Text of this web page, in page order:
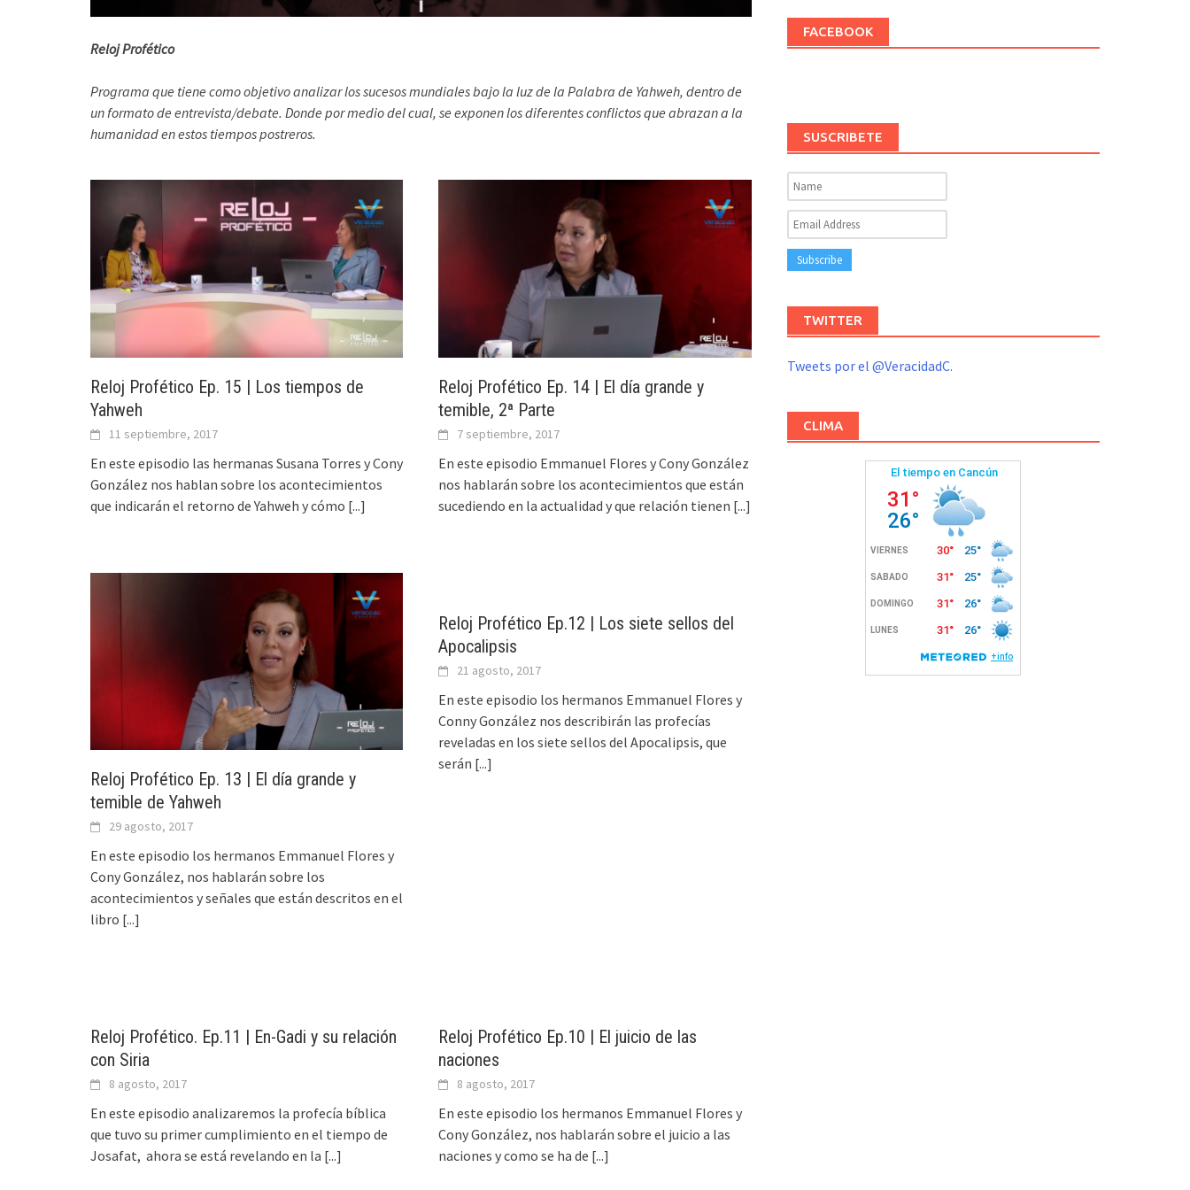
Reloj Profético
Programa que tiene como objetivo analizar los sucesos mundiales bajo la luz de la Palabra de Yahweh, dentro de
un formato de entrevista/debate. Donde por medio del cual, se exponen los diferentes conflictos que abrazan a la
humanidad en estos tiempos postreros.
Reloj Profético Ep. 15 | Los tiempos de
Yahweh
11 septiembre, 2017
En este episodio las hermanas Susana Torres y Cony
González nos hablan sobre los acontecimientos
que indicarán el retorno de Yahweh y cómo [...]
Reloj Profético Ep. 14 | El día grande y
temible, 2ª Parte
7 septiembre, 2017
En este episodio Emmanuel Flores y Cony González
nos hablarán sobre los acontecimientos que están
sucediendo en la actualidad y que relación tienen [...]
Reloj Profético Ep. 13 | El día grande y
temible de Yahweh
29 agosto, 2017
En este episodio los hermanos Emmanuel Flores y
Cony González, nos hablarán sobre los
acontecimientos y señales que están descritos en el
libro [...]
Reloj Profético Ep.12 | Los siete sellos del
Apocalipsis
21 agosto, 2017
En este episodio los hermanos Emmanuel Flores y
Conny González nos describirán las profecías
reveladas en los siete sellos del Apocalipsis, que
serán [...]
Reloj Profético. Ep.11 | En-Gadi y su relación
con Siria
8 agosto, 2017
En este episodio analizaremos la profecía bíblica
que tuvo su primer cumplimiento en el tiempo de
Josafat, ahora se está revelando en la [...]
Reloj Profético Ep.10 | El juicio de las
naciones
8 agosto, 2017
En este episodio los hermanos Emmanuel Flores y
Cony González, nos hablarán sobre el juicio a las
naciones y como se ha de [...]
FACEBOOK
SUSCRIBETE
TWITTER
Tweets por el @VeracidadC.
CLIMA